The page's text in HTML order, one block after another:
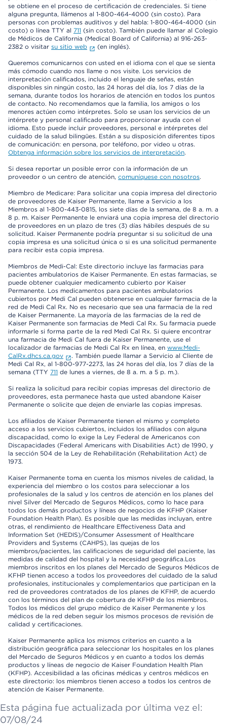
se obtiene en el proceso de certificación de credenciales. Si tiene
alguna pregunta, llámenos al 1-800-464-4000 (sin costo). Para
personas con problemas auditivos y del habla: 1-800-464-4000 (sin
costo) o línea TTY al 711 (sin costo). También puede llamar al Colegio
de Médicos de California (Medical Board of California) al 916-263-
2382 o visitar su sitio web (en inglés).
Queremos comunicarnos con usted en el idioma con el que se sienta
más cómodo cuando nos llame o nos visite. Los servicios de
interpretación calificados, incluido el lenguaje de señas, están
disponibles sin ningún costo, las 24 horas del día, los 7 días de la
semana, durante todos los horarios de atención en todos los puntos
de contacto. No recomendamos que la familia, los amigos o los
menores actúen como intérpretes. Solo se usan los servicios de un
intérprete y personal calificado para proporcionar ayuda con el
idioma. Esto puede incluir proveedores, personal e intérpretes del
cuidado de la salud bilingües. Están a su disposición diferentes tipos
de comunicación: en persona, por teléfono, por video u otras.
Obtenga información sobre los servicios de interpretación.
Si desea reportar un posible error con la información de un
proveedor o un centro de atención, comuníquese con nosotros.
Miembro de Medicare: Para solicitar una copia impresa del directorio
de proveedores de Kaiser Permanente, llame a Servicio a los
Miembros al 1-800-443-0815, los siete días de la semana, de 8 a. m. a
8 p. m. Kaiser Permanente le enviará una copia impresa del directorio
de proveedores en un plazo de tres (3) días hábiles después de su
solicitud. Kaiser Permanente podría preguntar si su solicitud de una
copia impresa es una solicitud única o si es una solicitud permanente
para recibir esta copia impresa.
Miembros de Medi-Cal: Este directorio incluye las farmacias para
pacientes ambulatorios de Kaiser Permanente. En estas farmacias, se
puede obtener cualquier medicamento cubierto por Kaiser
Permanente. Los medicamentos para pacientes ambulatorios
cubiertos por Medi Cal pueden obtenerse en cualquier farmacia de la
red de Medi Cal Rx. No es necesario que sea una farmacia de la red
de Kaiser Permanente. La mayoría de las farmacias de la red de
Kaiser Permanente son farmacias de Medi Cal Rx. Su farmacia puede
informarle si forma parte de la red Medi Cal Rx. Si quiere encontrar
una farmacia de Medi Cal fuera de Kaiser Permanente, use el
localizador de farmacias de Medi Cal Rx en línea, en www.Medi-
CalRx.dhcs.ca.gov
. También puede llamar a Servicio al Cliente de
Medi Cal Rx, al 1-800-977-2273, las 24 horas del día, los 7 días de la
semana (TTY 711 de lunes a viernes, de 8 a. m. a 5 p. m.).
Si realiza la solicitud para recibir copias impresas del directorio de
proveedores, esta permanece hasta que usted abandone Kaiser
Permanente o solicite que dejen de enviarle las copias impresas.
Los afiliados de Kaiser Permanente tienen el mismo y completo
acceso a los servicios cubiertos, incluidos los afiliados con alguna
discapacidad, como lo exige la Ley Federal de Americanos con
Discapacidades (Federal Americans with Disabilities Act) de 1990, y
la sección 504 de la Ley de Rehabilitación (Rehabilitation Act) de
1973.
Kaiser Permanente toma en cuenta los mismos niveles de calidad, la
experiencia del miembro o los costos para seleccionar a los
profesionales de la salud y los centros de atención en los planes del
nivel Silver del Mercado de Seguros Médicos, como lo hace para
todos los demás productos y líneas de negocios de KFHP (Kaiser
Foundation Health Plan). Es posible que las medidas incluyan, entre
otras, el rendimiento de Healthcare Effectiveness Data and
Information Set (HEDIS)/Consumer Assessment of Healthcare
Providers and Systems (CAHPS), las quejas de los
miembros/pacientes, las calificaciones de seguridad del paciente, las
medidas de calidad del hospital y la necesidad geográfica.Los
miembros inscritos en los planes del Mercado de Seguros Médicos de
KFHP tienen acceso a todos los proveedores del cuidado de la salud
profesionales, institucionales y complementarios que participan en la
red de proveedores contratados de los planes de KFHP, de acuerdo
con los términos del plan de cobertura de KFHP de los miembros.
Todos los médicos del grupo médico de Kaiser Permanente y los
médicos de la red deben seguir los mismos procesos de revisión de
calidad y certificaciones.
Kaiser Permanente aplica los mismos criterios en cuanto a la
distribución geográfica para seleccionar los hospitales en los planes
del Mercado de Seguros Médicos y en cuanto a todos los demás
productos y líneas de negocio de Kaiser Foundation Health Plan
(KFHP). Accesibilidad a las oficinas médicas y centros médicos en
este directorio: los miembros tienen acceso a todos los centros de
atención de Kaiser Permanente.
Esta página fue actualizada por última vez el:
07/08/24